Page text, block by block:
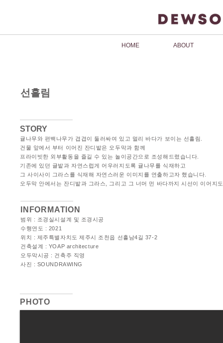
HOME ABOUT
선흘림
STORY
귤나무와 편백나무가 겹겹이 둘러싸여 있고 멀리 바다가 보이는 선흘림.
건물 앞에서 부터 이어진 잔디밭은 오두막과 함께
프라이빗한 외부활동을 즐길 수 있는 놀이공간으로 조성해드렸습니다.
기존에 있던 귤밭과 자연스럽게 어우러지도록 귤나무를 식재하고
그 사이사이 그라스를 식재해 자연스러운 이미지를 연출하고자 했습니다.
오두막 안에서는 잔디밭과 그라스, 그리고 그 너머 먼 바다까지 시선이 이어지
INFORMATION
범위 : 조경실시설계 및 조경시공
수행연도 : 2021
위치 : 제주특별자치도 제주시 조천읍 선흘남4길 37-2
건축설계 : YOAP architecture
​오두막시공 : 건축주 직영
사진 : SOUNDRAWING
PHOTO